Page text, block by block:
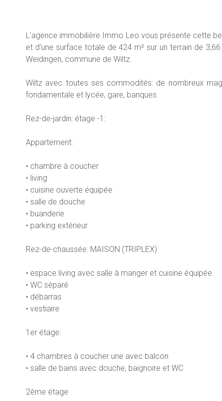
L'agence immobilière Immo Leo vous présente cette
et d’une surface totale de 424 m² sur un terrain de
Weidingen, commune de Wiltz.
Wiltz avec toutes ses commodités: de nombreux
fondamentale et lycée, gare, banques.
Rez-de-jardin: étage -1:
Appartement:
• chambre à coucher
• living
• cuisine ouverte équipée
• salle de douche
• buanderie
• parking extérieur
Rez-de-chaussée: MAISON (TRIPLEX)
• espace living avec salle à manger et cuisine équipée
• WC séparé
• débarras
• vestiaire
1er étage:
• 4 chambres à coucher une avec balcon
• salle de bains avec douche, baignoire et WC
2ème étage